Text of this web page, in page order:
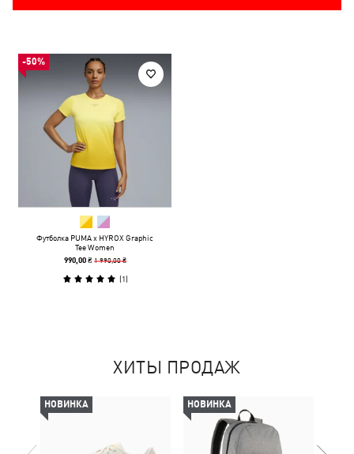
-50%
Футболка PUMA x HYROX Graphic
Tee Women
990,00 ₴ 1 990,00 ₴
(1)
ХИТЫ ПРОДАЖ
НОВИНКА НОВИНКА